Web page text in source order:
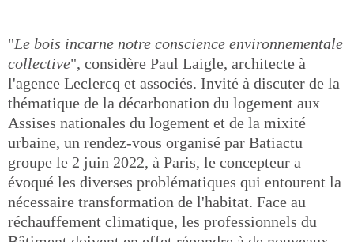
"Le bois incarne notre conscience environnementale
collective", considère Paul Laigle, architecte à
l'agence Leclercq et associés. Invité à discuter de la
thématique de la décarbonation du logement aux
Assises nationales du logement et de la mixité
urbaine, un rendez-vous organisé par Batiactu
groupe le 2 juin 2022, à Paris, le concepteur a
évoqué les diverses problématiques qui entourent la
nécessaire transformation de l'habitat. Face au
réchauffement climatique, les professionnels du